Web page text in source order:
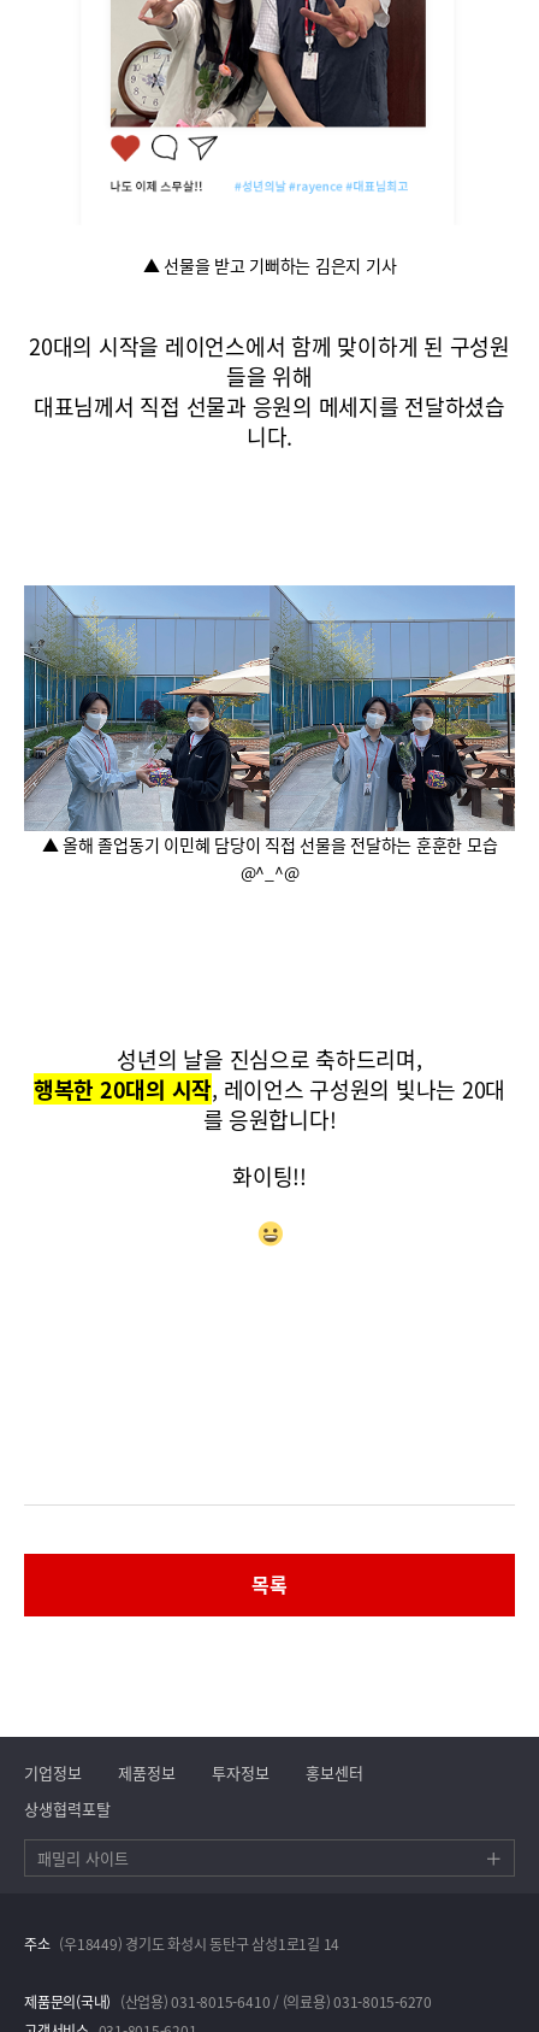
▲ 선물을 받고 기뻐하는 김은지 기사
20대의 시작을 레이언스에서 함께 맞이하게 된 구성원
들을 위해
대표님께서 직접 선물과 응원의 메세지를 전달하셨습
니다.
▲ 올해 졸업동기 이민혜 담당이 직접 선물을 전달하는 훈훈한 모습
@^_^@
성년의 날을 진심으로 축하드리며,
행복한 20대의 시작, 레이언스 구성원의 빛나는 20대
를 응원합니다!
화이팅!!
목록
기업정보 제품정보 투자정보
홍보센터
상생협력포탈
패밀리 사이트
주소 (우18449) 경기도 화성시 동탄구 삼성1로1길 14
제품문의(국내) (산업용) 031-8015-6410 / (의료용) 031-8015-6270